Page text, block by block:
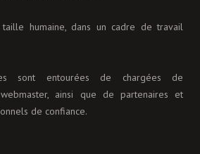
humaine, dans un cadre de travail
sont entourées de chargées de
ainsi que de partenaires et
de confiance.